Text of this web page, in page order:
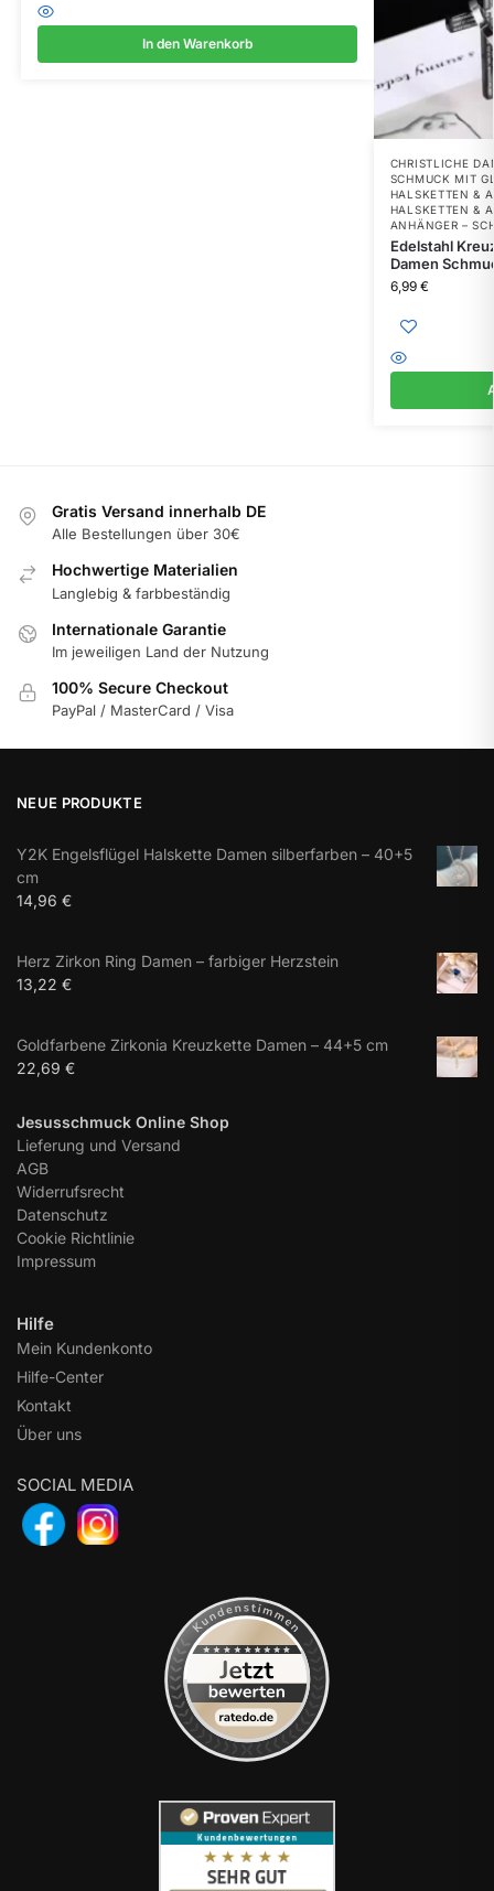
In den Warenkorb
CHRISTLICHE
SCHMUCK MIT
HALSKETTEN &
HALSKETTEN &
ANHÄNGER –
Edelstahl
Damen
6,99 €
Gratis Versand innerhalb DE
Alle Bestellungen über 30€
Hochwertige Materialien
Langlebig & farbbeständig
Internationale Garantie
Im jeweiligen Land der Nutzung
100% Secure Checkout
PayPal / MasterCard / Visa
NEUE PRODUKTE
Y2K Engelsflügel Halskette Damen silberfarben – 40+5
cm
14,96 €
Herz Zirkon Ring Damen – farbiger Herzstein
13,22 €
Goldfarbene Zirkonia Kreuzkette Damen – 44+5 cm
22,69 €
Jesusschmuck Online Shop
Lieferung und Versand
AGB
Widerrufsrecht
Datenschutz
Cookie Richtlinie
Impressum
Hilfe
Mein Kundenkonto
Hilfe-Center
Kontakt
Über uns
SOCIAL MEDIA